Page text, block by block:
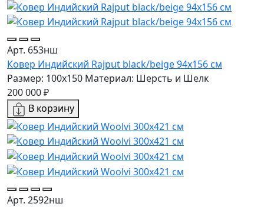
Арт. 653нш
Ковер Индийский Rajput black/beige 94x156 см
Размер: 100x150 Материал: Шерсть и Шелк
200 000 ₽
В корзину
Арт. 2592нш